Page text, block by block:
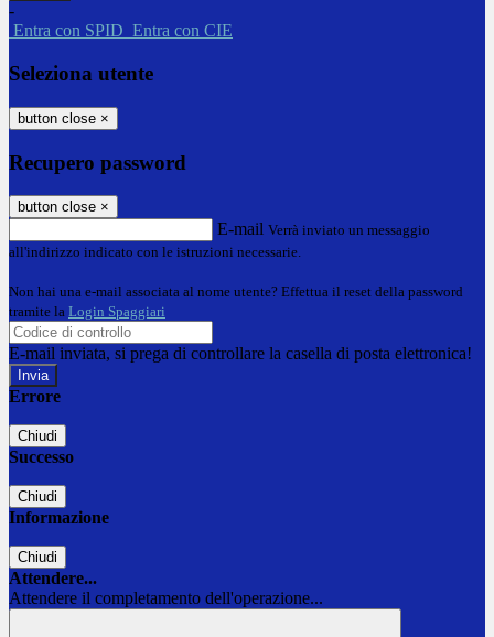
-
Entra con SPID Entra con CIE
Seleziona utente
button close ×
Recupero password
button close ×
E-mail Verrà inviato un messaggio
all'indirizzo indicato con le istruzioni necessarie.
Non hai una e-mail associata al nome utente? Effettua il reset della password
tramite la Login Spaggiari
E-mail inviata, si prega di controllare la casella di posta elettronica!
Errore
Chiudi
Successo
Chiudi
Informazione
Chiudi
Attendere...
Attendere il completamento dell'operazione...